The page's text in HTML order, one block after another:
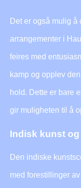
Det er også mulig
arrangementer i
feires med
kamp og opplev
hold. Dette er bare
gir muligheten til å
Indisk kunst
Den indiske
med forestillinger